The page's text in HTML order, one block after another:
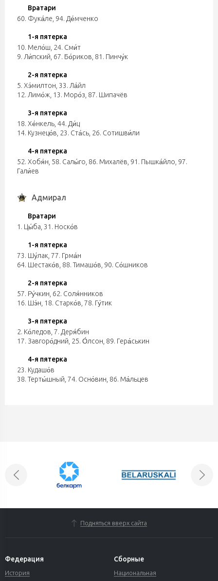
Вратари
60. Фука́ле, 94. Де́мченко
1-я пятерка
10. Мело́ш, 24. Сми́т
9. Ли́пский, 67. Бо́риков, 81. Пинчу́к
2-я пятерка
5. Хэ́милтон, 33. Ла́йл
12. Лимо́ж, 13. Моро́з, 87. Шипачёв
3-я пятерка
18. Хе́нкель, 44. Ди́ц
14. Кузнецо́в, 23. Ста́сь, 26. Сотишви́ли
4-я пятерка
52. Хобя́н, 58. Салы́го, 86. Михалёв, 91. Пышка́йло, 97.
Гали́ев
Адмирал
Вратари
1. Цы́ба, 31. Носко́в
1-я пятерка
73. Шу́лак, 77. Грма́н
64. Шестако́в, 88. Тимашо́в, 90. Со́шников
2-я пятерка
57. Ру́чкин, 62. Соля́нников
16. Шэ́н, 18. Старко́в, 78. Гу́тик
3-я пятерка
2. Ко́ледов, 7. Деря́бин
17. Завгоро́дний, 25. О́лсон, 89. Гера́ськин
4-я пятерка
23. Кудашо́в
38. Терты́шный, 74. Осно́вин, 86. Ма́льцев
Подняться вверх сайта
Федерация
История
Сборные
Национальная